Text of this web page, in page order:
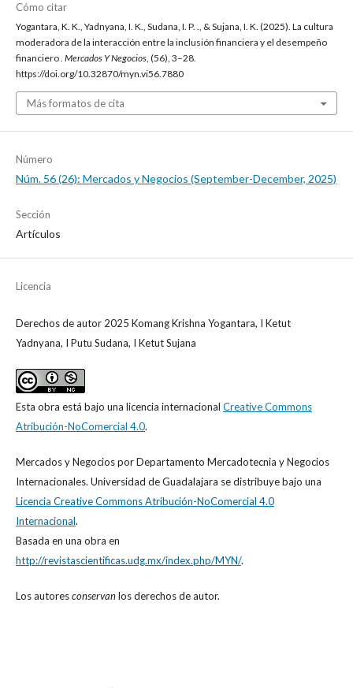
Cómo citar
Yogantara, K. K., Yadnyana, I. K., Sudana, I. P. ., & Sujana, I. K. (2025). La cultura
moderadora de la interacción entre la inclusión financiera y el desempeño
financiero . Mercados Y Negocios, (56), 3–28.
https://doi.org/10.32870/myn.vi56.7880
Más formatos de cita
Número
Núm. 56 (26): Mercados y Negocios (September-December, 2025)
Sección
Artículos
Licencia
Derechos de autor 2025 Komang Krishna Yogantara, I Ketut
Yadnyana, I Putu Sudana, I Ketut Sujana
Esta obra está bajo una licencia internacional Creative Commons
Atribución-NoComercial 4.0.
Mercados y NegociosporDepartamento Mercadotecnia y Negocios
Internacionales. Universidad de Guadalajara se distribuye bajo una
Licencia Creative Commons Atribución-NoComercial 4.0
Internacional.
Basada en una obra en
http://revistascientificas.udg.mx/index.php/MYN/.
Los autoresconservanlos derechos de autor.